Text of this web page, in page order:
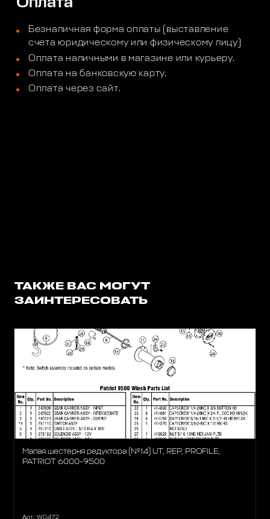
Безналичная форма оплаты (выставление
счета юридическому или физическому лицу)
Оплата наличными в магазине или курьеру.
Оплата на банковскую карту.
Оплата через сайт.
ТАКЖЕ ВАС МОГУТ
ЗАИНТЕРЕСОВАТЬ
Малая шестерня редуктора (№14) UT, REP, PROFILE,
PATRIOT 6000-9500
Арт.: W0472